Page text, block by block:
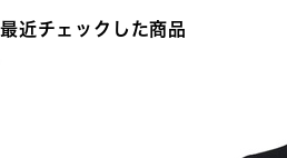
最近チェックした商品